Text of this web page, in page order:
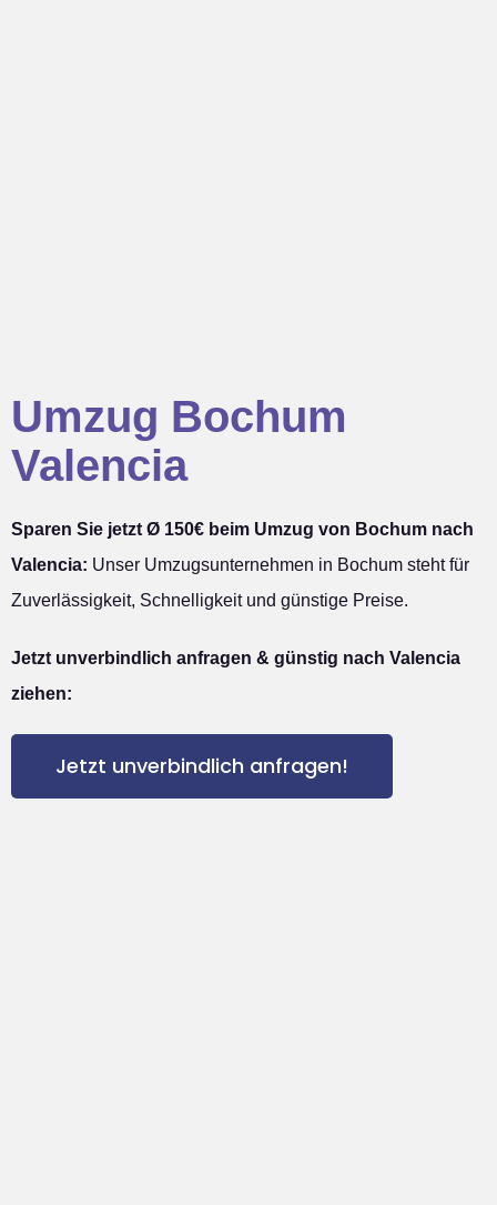
Umzug Bochum
Valencia
Sparen Sie jetzt Ø 150€ beim Umzug von Bochum nach
Valencia: Unser Umzugsunternehmen in Bochum steht für
Zuverlässigkeit, Schnelligkeit und günstige Preise.
Jetzt unverbindlich anfragen & günstig nach Valencia
ziehen:
Jetzt unverbindlich anfragen!